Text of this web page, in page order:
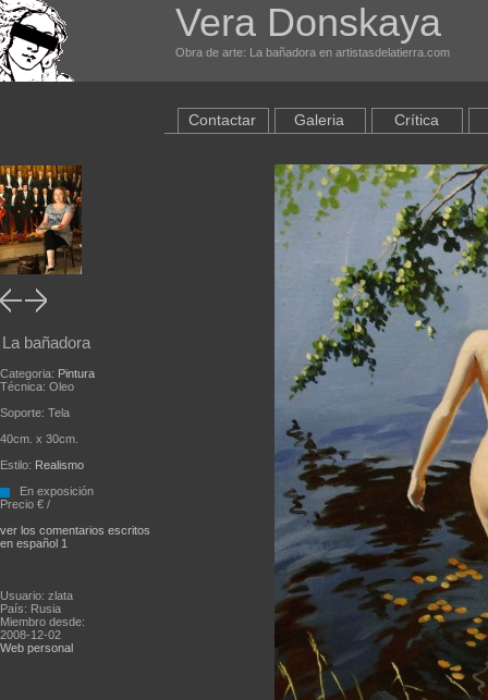
Vera Donskaya
Obra de arte: La bañadora en artistasdelatierra.com
La bañadora
Categoria: Pintura
Técnica: Oleo
Soporte: Tela
40cm. x 30cm.
Estilo: Realismo
En exposición
Precio € /
ver los comentarios escritos
en español 1
Usuario: zlata
País: Rusia
Miembro desde:
2008-12-02
Web personal
Contactar Galeria Crítica